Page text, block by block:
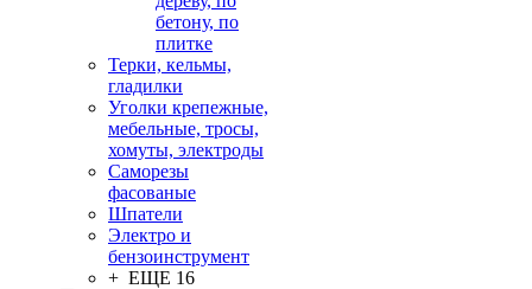
бетону, по
плитке
Терки, кельмы,
гладилки
Уголки крепежные,
мебельные, тросы,
хомуты, электроды
Саморезы
фасованые
Шпатели
Электро и
бензоинструмент
+ ЕЩЕ 16